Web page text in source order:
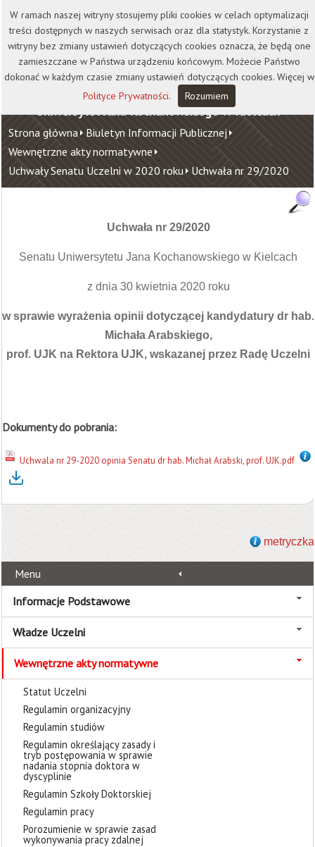
Kontakt Biblioteka
Wydawnictwo
Wirtualna Uczelnia
Uniwersytet Jana Kochanowskiego w Kielcach
Strona główna Biuletyn Informacji Publicznej
Wewnętrzne akty normatywne
Uchwały Senatu Uczelni w 2020 roku Uchwała nr 29/2020
Uchwała nr 29/2020
Senatu Uniwersytetu Jana Kochanowskiego w Kielcach
z dnia 30 kwietnia 2020 roku
w sprawie wyrażenia opinii dotyczącej kandydatury dr hab.
Michała Arabskiego,
prof. UJK na Rektora UJK, wskazanej przez Radę Uczelni
Dokumenty do pobrania:
Uchwala nr 29-2020 opinia Senatu dr hab. Michał Arabski, prof. UJK.pdf
metryczka
Menu
Informacje Podstawowe
Władze Uczelni
Wewnętrzne akty normatywne
Statut Uczelni
Regulamin organizacyjny
Regulamin studiów
Regulamin określający zasady i
tryb postępowania w sprawie
nadania stopnia doktora w
dyscyplinie
Regulamin Szkoły Doktorskiej
Regulamin pracy
Porozumienie w sprawie zasad
wykonywania pracy zdalnej
W ramach naszej witryny stosujemy pliki cookies w celach optymalizacji
treści dostępnych w naszych serwisach oraz dla statystyk. Korzystanie z
witryny bez zmiany ustawień dotyczących cookies oznacza, że będą one
zamieszczane w Państwa urządzeniu końcowym. Możecie Państwo
dokonać w każdym czasie zmiany ustawień dotyczących cookies. Więcej w
Polityce Prywatności. Rozumiem